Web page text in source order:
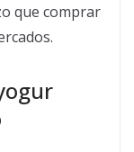
que comprar